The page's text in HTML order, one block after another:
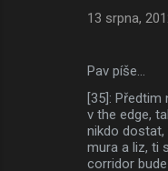
13 srpna,
Pav píše…
[35]:
v the edge,
nikdo
mura a liz, ti
corridor